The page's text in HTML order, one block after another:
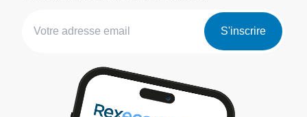
S'inscrire